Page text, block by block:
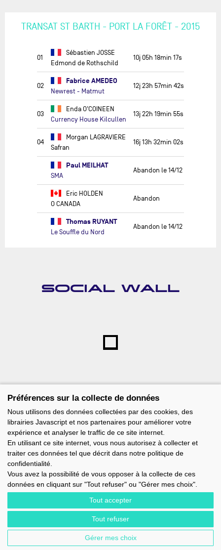
TRANSAT ST BARTH - PORT LA FORÊT - 2015
01
Sébastien JOSSE
Edmond de Rothschild
10j 05h 18min 17s
02
Fabrice AMEDEO
Newrest - Matmut
12j 23h 57min 42s
03
Enda O'COINEEN
Currency House Kilcullen
13j 22h 19min 55s
04
Morgan LAGRAVIERE
Safran
16j 13h 32min 02s
Paul MEILHAT
SMA
Abandon le 14/12
Eric HOLDEN
O CANADA
Abandon
Thomas RUYANT
Le Souffle du Nord
Abandon le 14/12
SOCIAL WALL
IMOCA - 1 TERRE-PLEIN DU SOUS-MARIN PAPIN - 56100 LORIENT -
FRANCE - EMAIL : CONTACT@IMOCA.ORG
MENTIONS LÉGALES-NEWSLETTER
Préférences sur la collecte de données
Nous utilisons des données collectées par des cookies, des
librairies Javascript et nos partenaires pour améliorer votre
expérience et analyser le traffic de ce site internet.
En utilisant ce site internet, vous nous autorisez à collecter et
traiter ces données tel que décrit dans notre politique de
confidentialité.
Vous avez la possibilité de vous opposer à la collecte de ces
données en cliquant sur "Tout refuser" ou "Gérer mes choix".
Tout accepter
Tout refuser
Gérer mes choix